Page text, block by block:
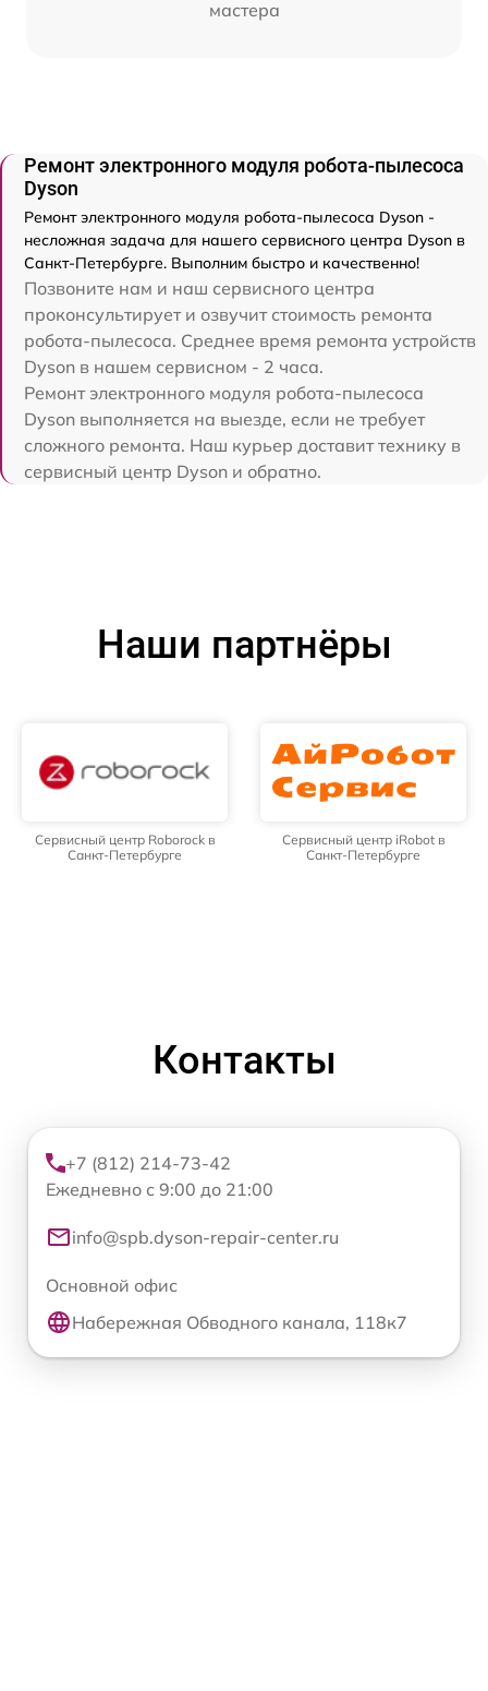
мастера
Ремонт электронного модуля робота-пылесоса
Dyson
Ремонт электронного модуля робота-пылесоса Dyson -
несложная задача для нашего сервисного центра Dyson в
Санкт-Петербурге. Выполним быстро и качественно!
Позвоните нам и наш сервисного центра
проконсультирует и озвучит стоимость ремонта
робота-пылесоса. Среднее время ремонта устройств
Dyson в нашем сервисном - 2 часа.
Ремонт электронного модуля робота-пылесоса
Dyson выполняется на выезде, если не требует
сложного ремонта. Наш курьер доставит технику в
сервисный центр Dyson и обратно.
Наши партнёры
Сервисный центр Roborock в
Санкт-Петербурге
Сервисный центр iRobot в
Санкт-Петербурге
Контакты
+7 (812) 214-73-42
Ежедневно с 9:00 до 21:00
info@spb.dyson-repair-center.ru
Основной офис
Набережная Обводного канала, 118к7